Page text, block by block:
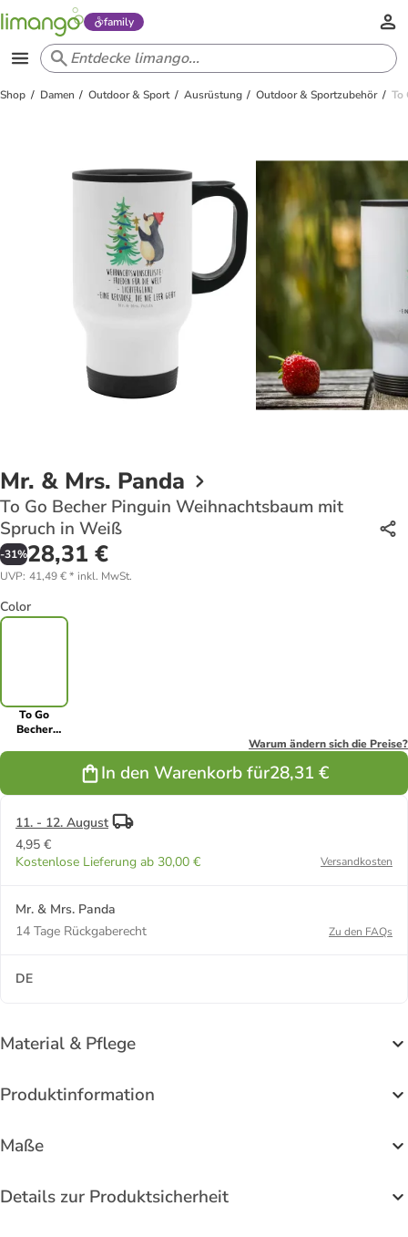
family
Shop Damen Outdoor & Sport Ausrüstung Outdoor & Sportzubehör To
Mr. & Mrs. Panda
To Go Becher Pinguin Weihnachtsbaum mit
Spruch in Weiß
-31%28,31 €
UVP: 41,49 €* inkl. MwSt.
Color
To Go
Becher
Weihnachtsbaum
Warum ändern sich die Preise?
In den Warenkorb für28,31 €
11. - 12. August
4,95 €
Kostenlose Lieferung ab 30,00 €
Versandkosten
Mr. & Mrs. Panda
14 Tage Rückgaberecht
Zu den FAQs
DE
Material & Pflege
Produktinformation
Maße
Details zur Produktsicherheit